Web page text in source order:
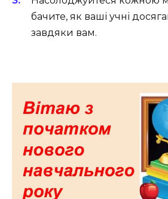
бачите, як ваші учні
завдяки вам.